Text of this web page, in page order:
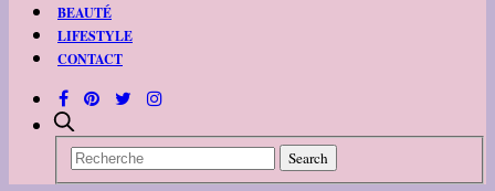
BEAUTÉ
LIFESTYLE
CONTACT